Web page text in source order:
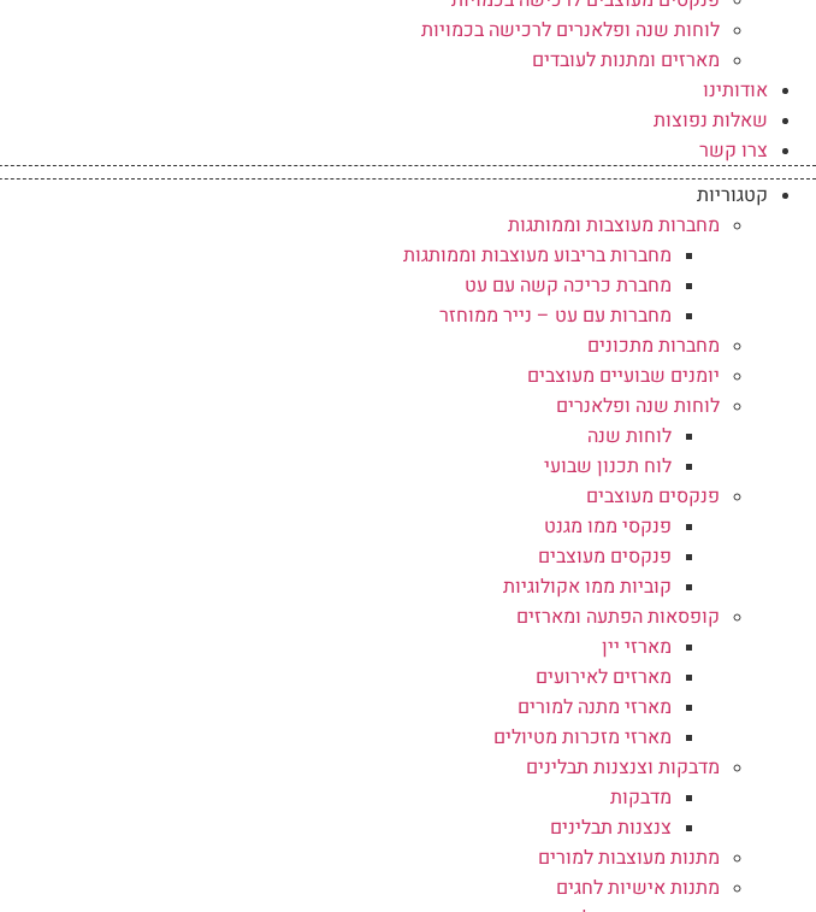
לוחות שנה ופלאנרים לרכישה בכמויות
מארזים ומתנות לעובדים
אודותינו
שאלות נפוצות
צרו קשר
קטגוריות
מחברות מעוצבות וממותגות
מחברות בריבוע מעוצבות וממותגות
מחברת כריכה קשה עם עט
מחברות עם עט – נייר ממוחזר
מחברות מתכונים
יומנים שבועיים מעוצבים
לוחות שנה ופלאנרים
לוחות שנה
לוח תכנון שבועי
פנקסים מעוצבים
פנקסי ממו מגנט
פנקסים מעוצבים
קוביות ממו אקולוגיות
קופסאות הפתעה ומארזים
מארזי יין
מארזים לאירועים
מארזי מתנה למורים
מארזי מזכרות מטיולים
מדבקות וצנצנות תבלינים
מדבקות
צנצנות תבלינים
מתנות מעוצבות למורים
מתנות אישיות לחגים